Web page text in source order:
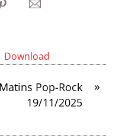
Download
»
Matins Pop-Rock
19/11/2025